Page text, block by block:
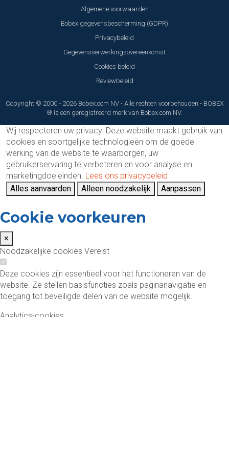
Algemene voorwaarden
Bobex gegevensbescherming (GDPR)
Privacybeleid
Gegevensverwerkingsovereenkomst
Cookies beleid
Reviewbeleid
Copyright © 2000 - 2026 Bobex.com NV - Alle rechten voorbehouden - BOBEX
® is een geregistreerd merk van Bobex.com NV.
Wij respecteren uw privacy! Deze website maakt gebruik van
cookies en soortgelijke technologieën om de goede
werking van de website te waarborgen, uw
gebruikerservaring te verbeteren en voor analyse en
marketingdoeleinden. Lees ons privacybeleid
Alles aanvaarden
Alleen noodzakelijk Aanpassen
Cookie voorkeuren
×
Noodzakelijke cookies Vereist
Deze cookies zijn essentieel voor het functioneren van de
website. Ze stellen basisfuncties zoals paginanavigatie en
toegang tot beveiligde delen van de website mogelijk.
Analytics-cookies